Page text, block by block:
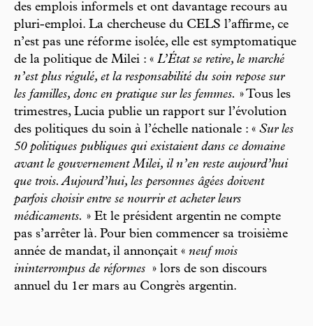
des emplois informels et ont davantage recours au
pluri-emploi. La chercheuse du CELS l’affirme, ce
n’est pas une réforme isolée, elle est symptomatique
de la politique de Milei : « L’État se retire, le marché
n’est plus régulé, et la responsabilité du soin repose sur
les familles, donc en pratique sur les femmes. » Tous les
trimestres, Lucia publie un rapport sur l’évolution
des politiques du soin à l’échelle nationale : « Sur les
50 politiques publiques qui existaient dans ce domaine
avant le gouvernement Milei, il n’en reste aujourd’hui
que trois. Aujourd’hui, les personnes âgées doivent
parfois choisir entre se nourrir et acheter leurs
médicaments. » Et le président argentin ne compte
pas s’arrêter là. Pour bien commencer sa troisième
année de mandat, il annonçait « neuf mois
ininterrompus de réformes » lors de son discours
annuel du 1er mars au Congrès argentin.